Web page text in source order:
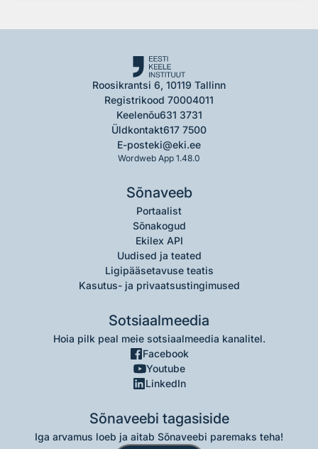
Roosikrantsi 6, 10119 Tallinn
Registrikood 70004011
Keelenõu631 3731
Üldkontakt617 7500
E-posteki@eki.ee
Wordweb App 1.48.0
Sõnaveeb
Portaalist
Sõnakogud
Ekilex API
Uudised ja teated
Ligipääsetavuse teatis
Kasutus- ja privaatsustingimused
Sotsiaalmeedia
Hoia pilk peal meie sotsiaalmeedia kanalitel.
Facebook
Youtube
LinkedIn
Sõnaveebi tagasiside
Iga arvamus loeb ja aitab Sõnaveebi paremaks teha!